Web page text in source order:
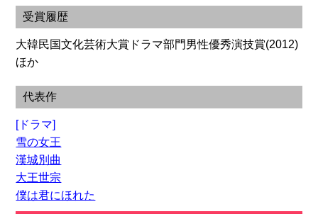
受賞履歴
大韓民国文化芸術大賞ドラマ部門男性優秀演技賞(2012)
ほか
代表作
[ドラマ]
雪の女王
漢城別曲
大王世宗
僕は君にほれた